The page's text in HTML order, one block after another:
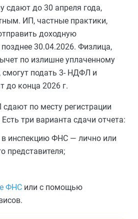
сдают до 30 апреля года,
ИП, частные практики,
доходную
30.04.2026. Физлица,
по излишне уплаченному
смогут подать 3- НДФЛ и
до конца 2026 г.
по месту регистрации
три варианта сдачи отчета:
в инспекцию ФНС — лично или
представителя;
ФНС или с помощью